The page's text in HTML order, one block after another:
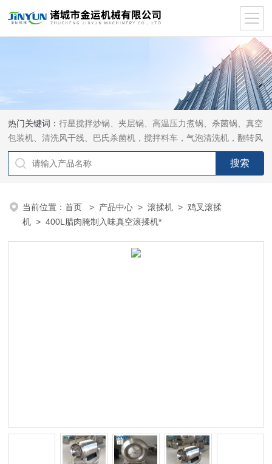
热门关键词：行星搅拌炒锅、夹层锅、高温压力煮锅、杀菌锅、真空
包装机、清洗风干线、巴氏杀菌机，搅拌料车，气泡清洗机，翻转风
干机
当前位置：首页 > 产品中心 >滚揉机 >鸡叉滚揉
机 > 400L腊肉腌制入味真空滚揉机*